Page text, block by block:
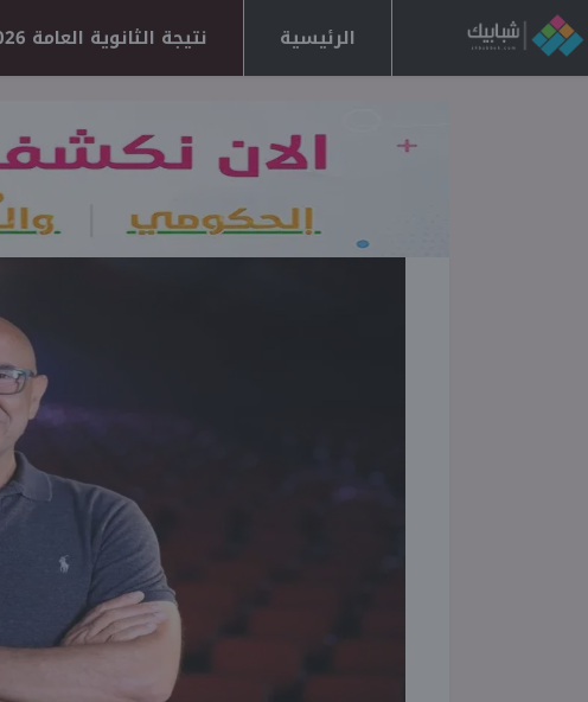
الرئيسية نتيجة الثانوية العامة 2026